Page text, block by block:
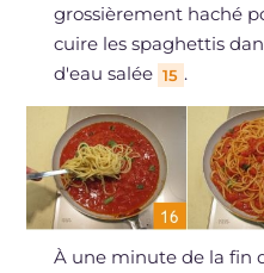
grossièrement haché
cuire les spaghettis
d'eau salée 15 .
À une minute de la fin